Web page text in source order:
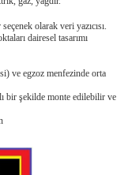
olarak veri yazıcısı.
dairesel tasarımı
ve egzoz menfezinde orta
bir şekilde monte edilebilir ve